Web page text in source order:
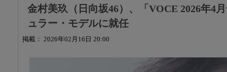
金村美玖（日向坂46）、「VOCE 2026年4
ュラー・モデルに就任
掲載： 2026年02月16日 20:00